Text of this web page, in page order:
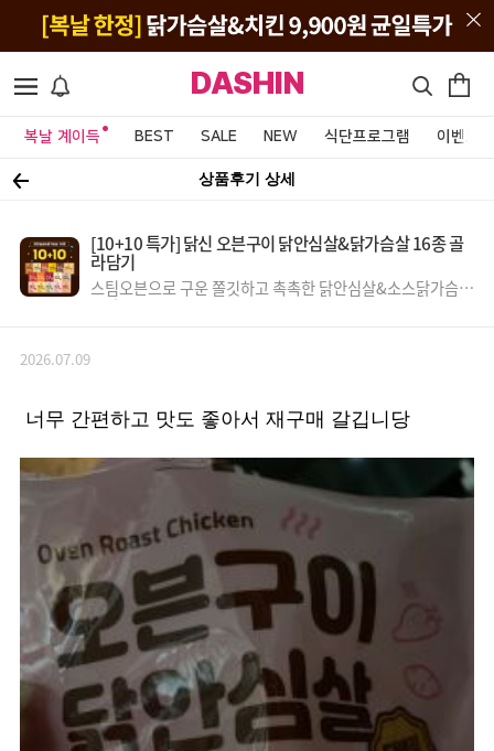
DASHIN
복날 계이득 BEST SALE NEW 식단프로그램 이벤트&
상품후기 상세
[10+10 특가] 닭신 오븐구이 닭안심살&닭가슴살 16종 골
라담기
스팀오븐으로 구운 쫄깃하고 촉촉한 닭안심살&소스닭가슴살
특가!
2026.07.09
너무 간편하고 맛도 좋아서 재구매 갈깁니당